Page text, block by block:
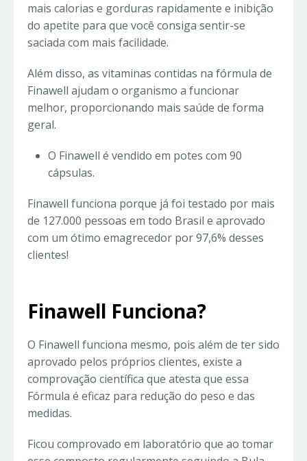
mais calorias e gorduras rapidamente e inibição
do apetite para que você consiga sentir-se
saciada com mais facilidade.
Além disso, as vitaminas contidas na fórmula de
Finawell ajudam o organismo a funcionar
melhor, proporcionando mais saúde de forma
geral.
O Finawell é vendido em potes com 90
cápsulas.
Finawell funciona porque já foi testado por mais
de 127.000 pessoas em todo Brasil e aprovado
com um ótimo emagrecedor por 97,6% desses
clientes!
Finawell Funciona?
O Finawell funciona mesmo, pois além de ter sido
aprovado pelos próprios clientes, existe a
comprovação científica que atesta que essa
Fórmula é eficaz para redução do peso e das
medidas.
Ficou comprovado em laboratório que ao tomar